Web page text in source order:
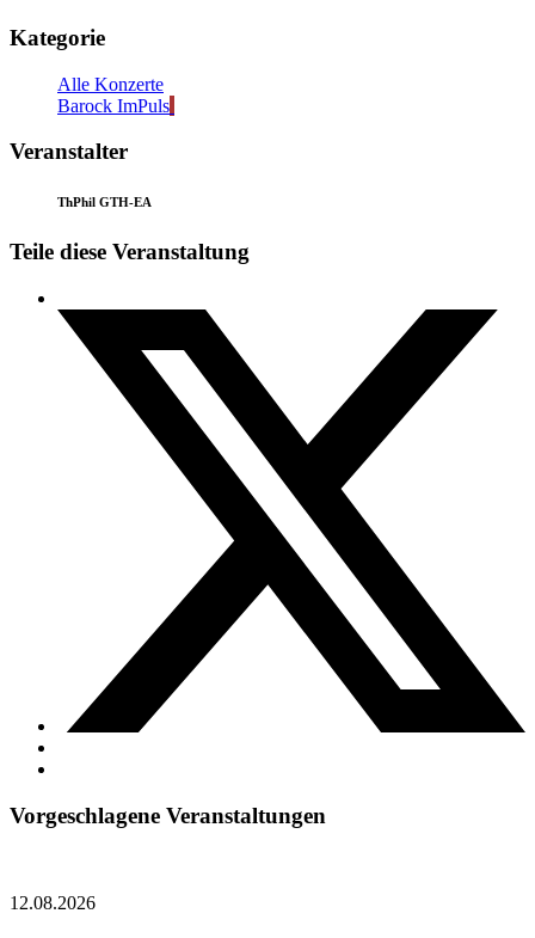
Kategorie
Alle Konzerte
Barock ImPuls
Veranstalter
ThPhil GTH-EA
Teile diese Veranstaltung
Vorgeschlagene Veranstaltungen
12.08.2026